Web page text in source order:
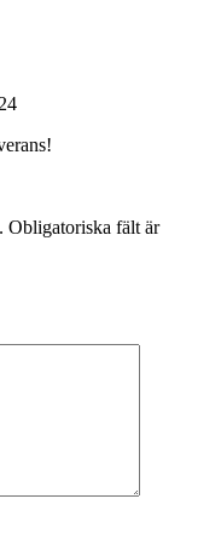
Obligatoriska fält är